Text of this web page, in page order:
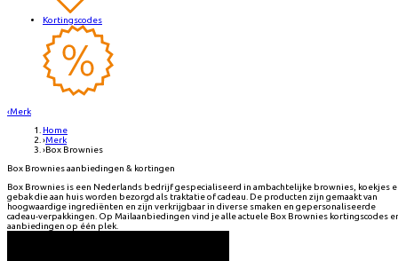
Kortingscodes
‹Merk
Home
›Merk
›Box Brownies
Box Brownies aanbiedingen & kortingen
Box Brownies is een Nederlands bedrijf gespecialiseerd in ambachtelijke brownies, koekjes
gebak die aan huis worden bezorgd als traktatie of cadeau. De producten zijn gemaakt van
hoogwaardige ingrediënten en zijn verkrijgbaar in diverse smaken en gepersonaliseerde
cadeau-verpakkingen. Op Mailaanbiedingen vind je alle actuele Box Brownies kortingscodes
aanbiedingen op één plek.